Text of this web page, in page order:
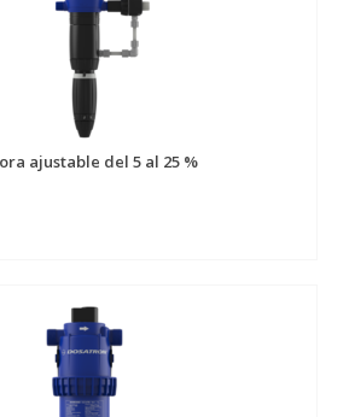
ajustable del 5 al 25 %